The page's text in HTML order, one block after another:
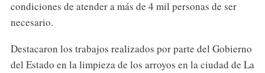
condiciones de atender a más de 4 mil personas de ser
necesario.
Destacaron los trabajos realizados por parte del Gobierno
del Estado en la limpieza de los arroyos en la ciudad de La